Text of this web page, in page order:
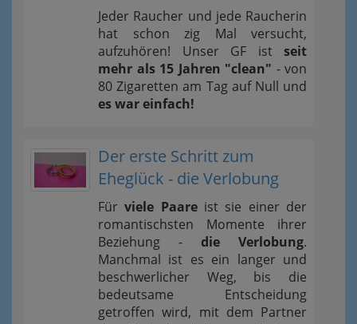
Jeder Raucher und jede Raucherin
hat schon zig Mal versucht,
aufzuhören! Unser GF ist seit
mehr als 15 Jahren "clean" - von
80 Zigaretten am Tag auf Null und
es war einfach!
Der erste Schritt zum
Eheglück - die Verlobung
Fürviele Paareist sie einer der
romantischsten Momente ihrer
Beziehung - die Verlobung.
Manchmal ist es ein langer und
beschwerlicher Weg, bis die
bedeutsame Entscheidung
getroffen wird, mit dem Partner